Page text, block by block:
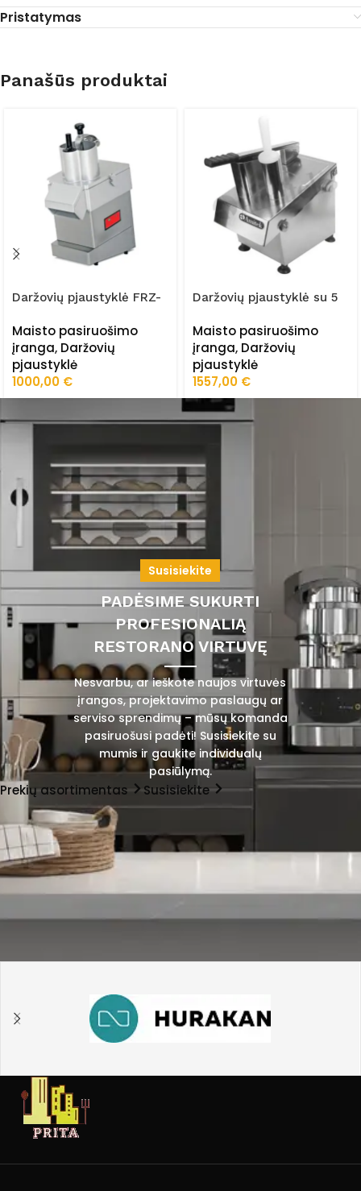
Pristatymas
Panašūs produktai
Daržovių pjaustyklė FRZ-
Maisto pasiruošimo
įranga, Daržovių
pjaustyklė
1000,00 €
Daržovių pjaustyklė su 5
Maisto pasiruošimo
įranga, Daržovių
pjaustyklė
1557,00 €
Susisiekite
PADĖSIME SUKURTI
PROFESIONALIĄ
RESTORANO VIRTUVĘ
Nesvarbu, ar ieškote naujos virtuvės
įrangos, projektavimo paslaugų ar
serviso sprendimų – mūsų komanda
pasiruošusi padėti! Susisiekite su
mumis ir gaukite individualų
pasiūlymą.
Prekių asortimentas Susisiekite